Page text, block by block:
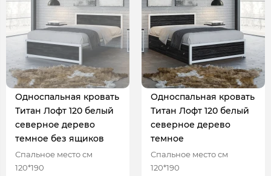
Односпальная кровать
Титан Лофт 120 белый
северное дерево
темное без ящиков
Спальное место см
120*190
Односпальная кровать
Титан Лофт 120 белый
северное дерево
темное
Спальное место см
120*190